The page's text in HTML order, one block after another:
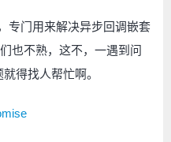
专门用来解决异步回调嵌套
也不熟，这不，一遇到问
得找人帮忙啊。